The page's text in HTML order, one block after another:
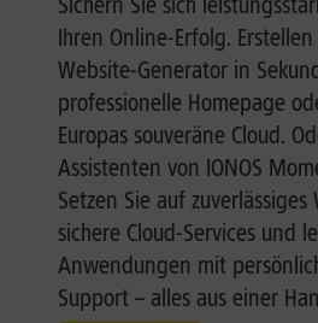
Ihren Online-Erfolg.
Website-Generator in
professionelle Homepage
Europas souveräne Cloud.
Assistenten von IONOS
Setzen Sie auf
sichere Cloud-Services und
Anwendungen mit
Support – alles aus einer